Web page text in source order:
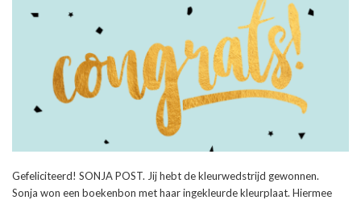
Gefeliciteerd! SONJA POST. Jij hebt de kleurwedstrijd gewonnen.
Sonja won een boekenbon met haar ingekleurde kleurplaat. Hiermee